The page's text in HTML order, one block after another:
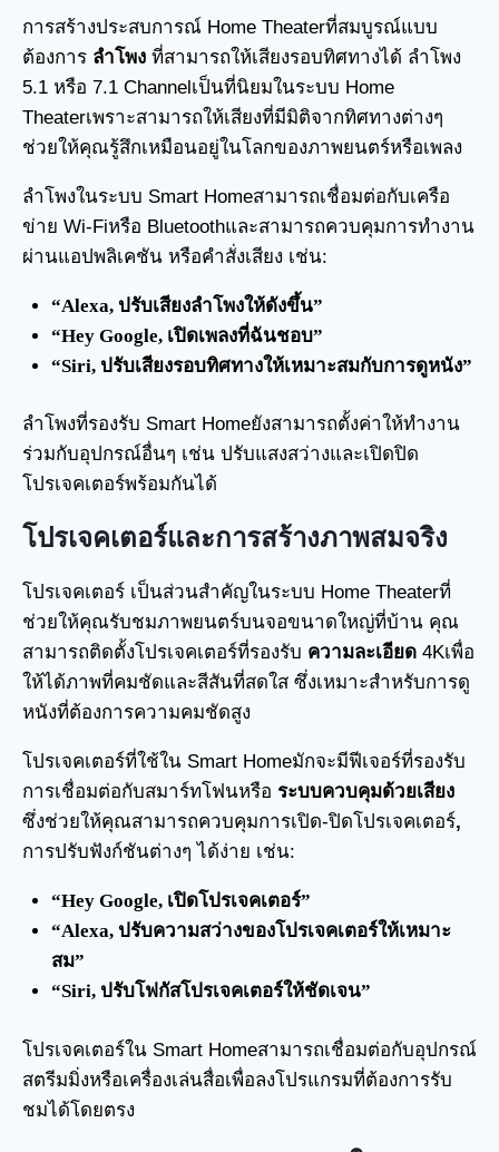
การสร้างประสบการณ์ Home Theaterที่สมบูรณ์แบบ
ต้องการ ลำโพง ที่สามารถให้เสียงรอบทิศทางได้ ลำโพง
5.1 หรือ 7.1 Channelเป็นที่นิยมในระบบ Home
Theaterเพราะสามารถให้เสียงที่มีมิติจากทิศทางต่างๆ
ช่วยให้คุณรู้สึกเหมือนอยู่ในโลกของภาพยนตร์หรือเพลง
ลำโพงในระบบ Smart Homeสามารถเชื่อมต่อกับเครือ
ข่าย Wi-Fiหรือ Bluetoothและสามารถควบคุมการทำงาน
ผ่านแอปพลิเคชัน หรือคำสั่งเสียง เช่น:
“Alexa, ปรับเสียงลำโพงให้ดังขึ้น”
“Hey Google, เปิดเพลงที่ฉันชอบ”
“Siri, ปรับเสียงรอบทิศทางให้เหมาะสมกับการดูหนัง”
ลำโพงที่รองรับ Smart Homeยังสามารถตั้งค่าให้ทำงาน
ร่วมกับอุปกรณ์อื่นๆ เช่น ปรับแสงสว่างและเปิดปิด
โปรเจคเตอร์พร้อมกันได้
โปรเจคเตอร์และการสร้างภาพสมจริง
โปรเจคเตอร์ เป็นส่วนสำคัญในระบบ Home Theaterที่
ช่วยให้คุณรับชมภาพยนตร์บนจอขนาดใหญ่ที่บ้าน คุณ
สามารถติดตั้งโปรเจคเตอร์ที่รองรับ ความละเอียด 4Kเพื่อ
ให้ได้ภาพที่คมชัดและสีสันที่สดใส ซึ่งเหมาะสำหรับการดู
หนังที่ต้องการความคมชัดสูง
โปรเจคเตอร์ที่ใช้ใน Smart Homeมักจะมีฟีเจอร์ที่รองรับ
การเชื่อมต่อกับสมาร์ทโฟนหรือ ระบบควบคุมด้วยเสียง
ซึ่งช่วยให้คุณสามารถควบคุมการเปิด-ปิดโปรเจคเตอร์,
การปรับฟังก์ชันต่างๆ ได้ง่าย เช่น:
“Hey Google, เปิดโปรเจคเตอร์”
“Alexa, ปรับความสว่างของโปรเจคเตอร์ให้เหมาะ
สม”
“Siri, ปรับโฟกัสโปรเจคเตอร์ให้ชัดเจน”
โปรเจคเตอร์ใน Smart Homeสามารถเชื่อมต่อกับอุปกรณ์
สตรีมมิ่งหรือเครื่องเล่นสื่อเพื่อลงโปรแกรมที่ต้องการรับ
ชมได้โดยตรง